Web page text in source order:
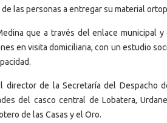
las personas a entregar su material
que a través del enlace municipal
en visita domiciliaria, con un estudio
director de la Secretaría del Despacho
del casco central de Lobatera,
de las Casas y el Oro.